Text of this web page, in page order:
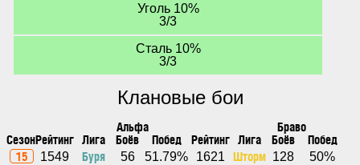
Уголь 10%
3/3
Сталь 10%
3/3
Клановые бои
Альфа Браво
СезонРейтинг Лига Боёв Побед Рейтинг Лига Боёв
Побед
15
1549 Буря 56 51.79% 1621 Шторм 128 50%